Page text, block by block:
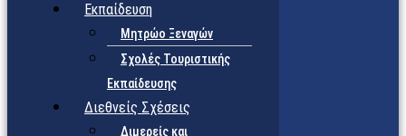
Εκπαίδευση
Μητρώο Ξεναγών
Σχολές Τουριστικής
Εκπαίδευσης
Διεθνείς Σχέσεις
Διμερείς και